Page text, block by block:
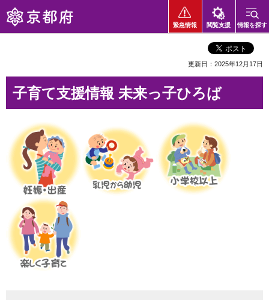
京都府
緊急情報 閲覧支援 情報を探す
更新日：2025年12月17日
子育て支援情報 未来っ子ひろば